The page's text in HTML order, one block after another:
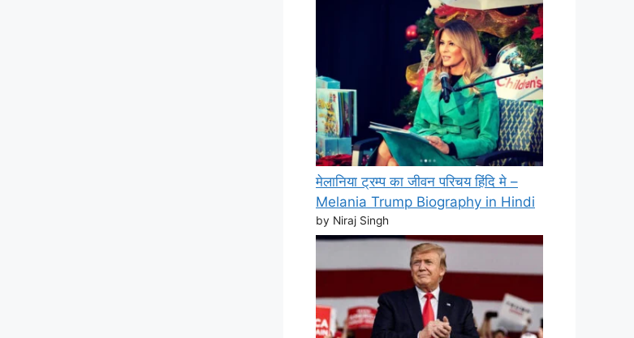
मेलानिया ट्रम्प का जीवन परिचय हिंदि मे –
Melania Trump Biography in Hindi
by Niraj Singh